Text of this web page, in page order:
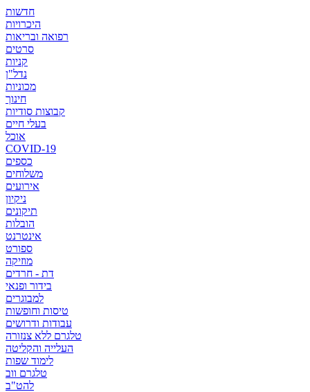
חדשות
היכרויות
רפואה ובריאות
סרטים
קניות
נדל"ן
מכוניות
חינוך
קבוצות סודיות
בעלי חיים
אוכל
COVID-19
כספים
משלוחים
אירועים
ניקיון
תיקונים
הובלות
אינטרנט
ספורט
מוזיקה
דת - חרדים
בידור ופנאי
למבוגרים
טיסות וחופשות
עבודות ודרושים
טלגרם ללא צנזורה
העלייה והקליטה
לימוד שפות
טלגרם ווב
להט"ב